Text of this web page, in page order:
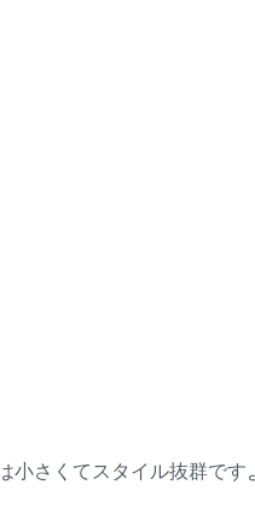
小さくてスタイル抜群です